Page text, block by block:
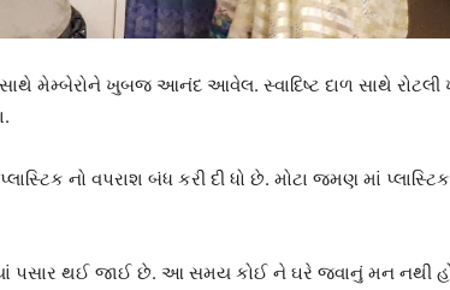
મેમ્બેરોને ખુબજ આનંદ આવેલ. સ્વાદિષ્ટ દાળ સાથે રોટલી
નો વપરાશ બંધ કરી દી ધો છે. મોટા જમણ માં પ્લાસ્ટિક
પસાર થઈ જાઈ છે. આ સમય કોઈ ને ઘરે જવાનું મન નથી